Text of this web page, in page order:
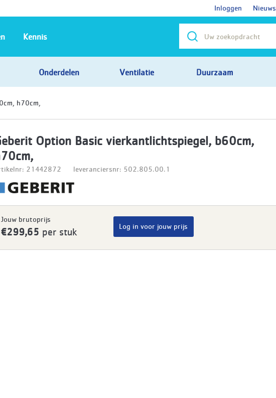
Inloggen Nieuws
Onderdelen Ventilatie Duurzaam
Kennis
h70cm,
Option Basic vierkantlichtspiegel, b60cm,
21442872 leveranciersnr: 502.805.00.1
Jouw brutoprijs
€299,65 per stuk
Log in voor jouw prijs